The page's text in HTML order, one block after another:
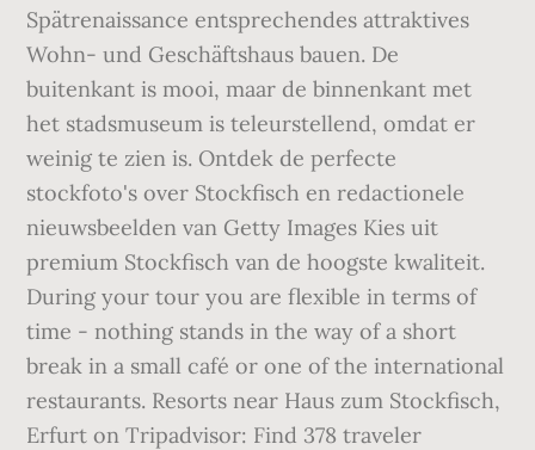
Spätrenaissance entsprechendes attraktives
Wohn- und Geschäftshaus bauen. De
buitenkant is mooi, maar de binnenkant met
het stadsmuseum is teleurstellend, omdat er
weinig te zien is. Ontdek de perfecte
stockfoto's over Stockfisch en redactionele
nieuwsbeelden van Getty Images Kies uit
premium Stockfisch van de hoogste kwaliteit.
During your tour you are flexible in terms of
time - nothing stands in the way of a short
break in a small café or one of the international
restaurants. Resorts near Haus zum Stockfisch,
Erfurt on Tripadvisor: Find 378 traveler